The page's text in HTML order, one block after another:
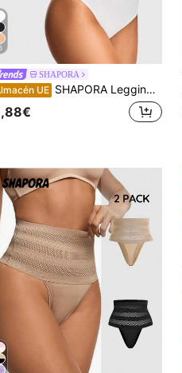
SHAPORA
UE SHAPORA Leggings moldeadores de cintura alta de color liso, con malla transpirable y contrastes, de diseño minimalista y elásticos para mujer